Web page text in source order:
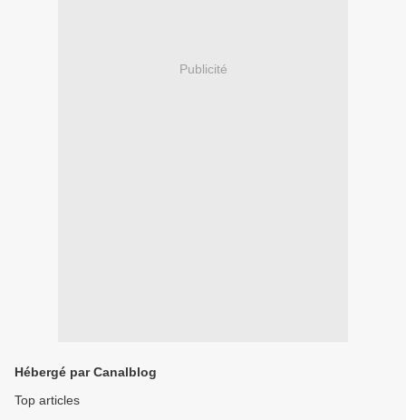
Publicité
Hébergé par Canalblog
Top articles